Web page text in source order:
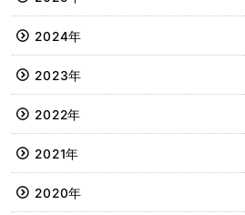
2024年
2023年
2022年
2021年
2020年